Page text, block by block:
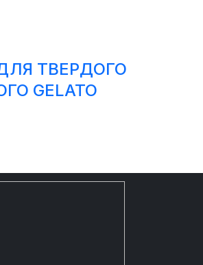
ТВЕРДОГО
GELATO